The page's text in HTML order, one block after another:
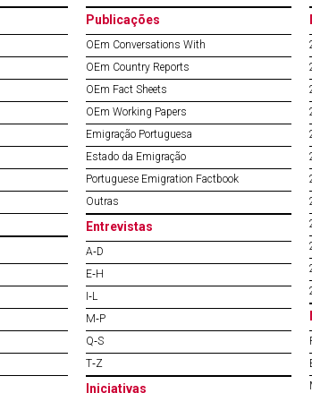
Publicações
OEm Conversations With
OEm Country Reports
OEm Fact Sheets
OEm Working Papers
Emigração Portuguesa
Estado da Emigração
Portuguese Emigration Factbook
Outras
Entrevistas
A‐D
E‐H
I‐L
M‐P
Q‐S
T‐Z
Iniciativas